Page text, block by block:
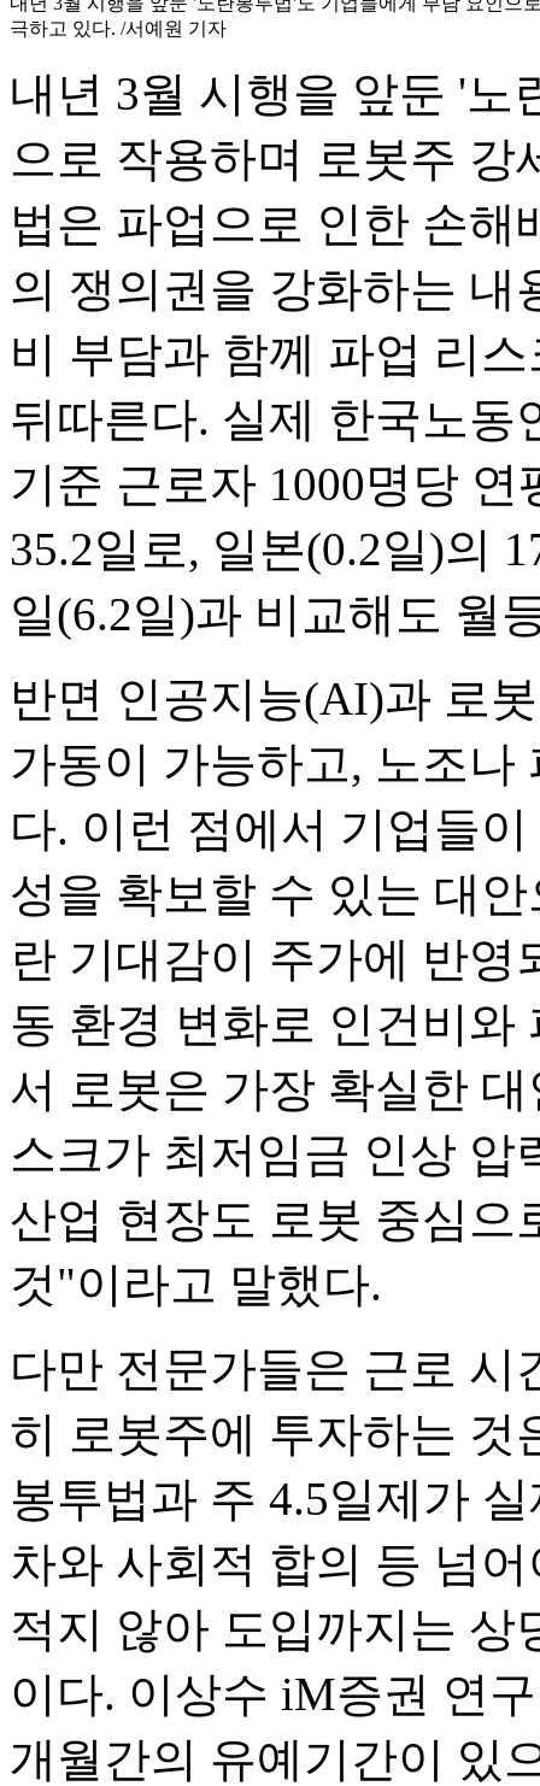
극하고 있다. /서예원 기자
내년 3월 시행을 앞둔 '노
으로 작용하며 로봇주 강
법은 파업으로 인한 손
의 쟁의권을 강화하는 내
비 부담과 함께 파업 리
뒤따른다. 실제 한국노동
기준 근로자 1000명당
35.2일로, 일본(0.2일)의
일(6.2일)과 비교해도 월
반면 인공지능(AI)과 로
가동이 가능하고, 노조나
다. 이런 점에서 기업들
성을 확보할 수 있는 대
란 기대감이 주가에 반
동 환경 변화로 인건비와
서 로봇은 가장 확실한
스크가 최저임금 인상 압
산업 현장도 로봇 중심으
것"이라고 말했다.
다만 전문가들은 근로 시
히 로봇주에 투자하는 것
봉투법과 주 4.5일제가
차와 사회적 합의 등 넘
적지 않아 도입까지는 상
이다. 이상수 iM증권 연
개월간의 유예기간이 있